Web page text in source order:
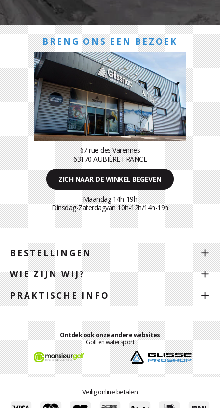
BRENG ONS EEN BEZOEK
67 rue des Varennes
63170 AUBIÈRE FRANCE
ZICH NAAR DE WINKEL BEGEVEN
Maandag 14h-19h
Dinsdag-Zaterdagvan 10h-12h/14h-19h
BESTELLINGEN
WIE ZIJN WIJ?
PRAKTISCHE INFO
Ontdek ook onze andere websites
Golf en watersport
Veilig online betalen